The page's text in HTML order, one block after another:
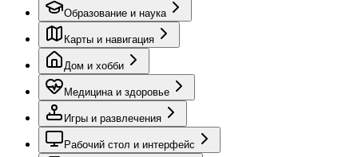
Образование и наука
Карты и навигация
Дом и хобби
Медицина и здоровье
Игры и развлечения
Рабочий стол и интерфейс